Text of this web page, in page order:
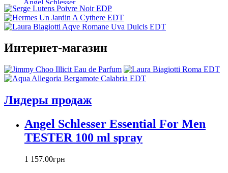
Angel Schlesser
Anna Sui
Annayake
Antonio Banderas
Armaf
Armand Basi
Azzaro
Baldinini
Banana Republic
Betty Barclay
Интернет-магазин
Лидеры продаж
Angel Schlesser Essential For Men
TESTER 100 ml spray
1 157.00грн